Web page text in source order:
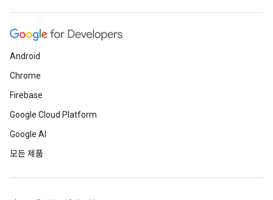
Android
Chrome
Firebase
Google Cloud Platform
Google AI
모든 제품